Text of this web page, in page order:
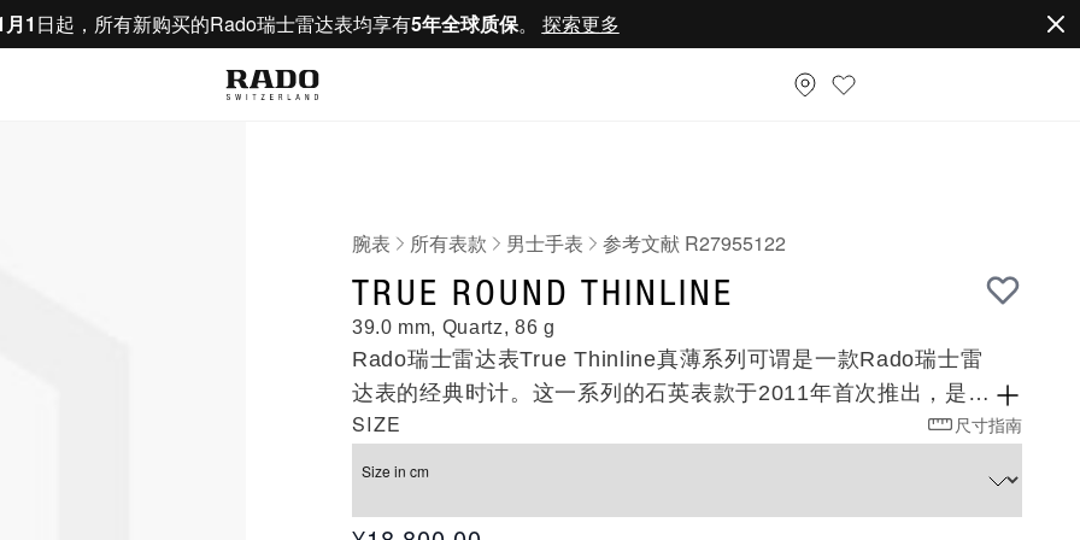
1 日起，所有新购买的Rado瑞士雷达表均享有5年全球质保。 探索更多
腕表 所有表款 男士手表 参考文献 R27955122
TRUE ROUND THINLINE
R27955122
39.0 mm, Quartz, 86 g
Rado瑞士雷达表True Thinline真薄系列可谓是一款Rado瑞士雷
达表的经典时计。这一系列的石英表款于2011年首次推出，是
Rado瑞士雷达表迄今为止最纤薄的腕表系列之一，亦是品牌最
早采用突破性的一体成型表壳，且以全高科技陶瓷打造而成的腕
起时间的考验。
SIZE 尺寸指南
Size in cm